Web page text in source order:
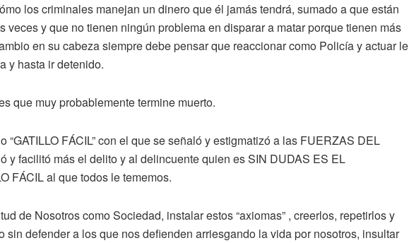
los criminales manejan un dinero que él jamás tendrá, sumado a que están
veces y que no tienen ningún problema en disparar a matar porque tienen más
en su cabeza siempre debe pensar que reaccionar como Policía y actuar le
y hasta ir detenido.
que muy probablemente termine muerto.
“GATILLO FÁCIL” con el que se señaló y estigmatizó a las FUERZAS DEL
y facilitó más el delito y al delincuente quien es SIN DUDAS ES EL
FÁCIL al que todos le tememos.
de Nosotros como Sociedad, instalar estos “axiomas” , creerlos, repetirlos y
sin defender a los que nos defienden arriesgando la vida por nosotros, insultar